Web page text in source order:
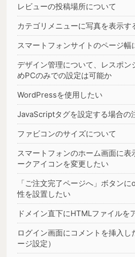
レビューの投稿場所について
カテゴリメニューに写真を表示す
スマートフォンサイトのページ幅
デザイン管理について、レスポン
めPCのみでの設定は可能か
WordPressを使用したい
JavaScriptタグを設定する場合の
ファビコンのサイズについて
スマートフォンのホーム画面に表
ークアイコンを変更したい
「ご注文完了ページへ」ボタン
性を設置したい
ドメイン直下にHTMLファイルを
ログイン画面にコメントを挿入し
ージ設定）